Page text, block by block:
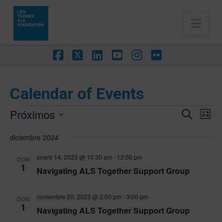
Calendar of Events
Eventos
y
Buscar
Lista
Próximos
la
fecha.
diciembre 2024
DOM
1 Navigating ALS Together Support Group
enero 14, 2023 @ 10:30 am - 12:00 pm
DOM
1 Navigating ALS Together Support Group
noviembre 20, 2023 @ 2:00 pm - 3:00 pm